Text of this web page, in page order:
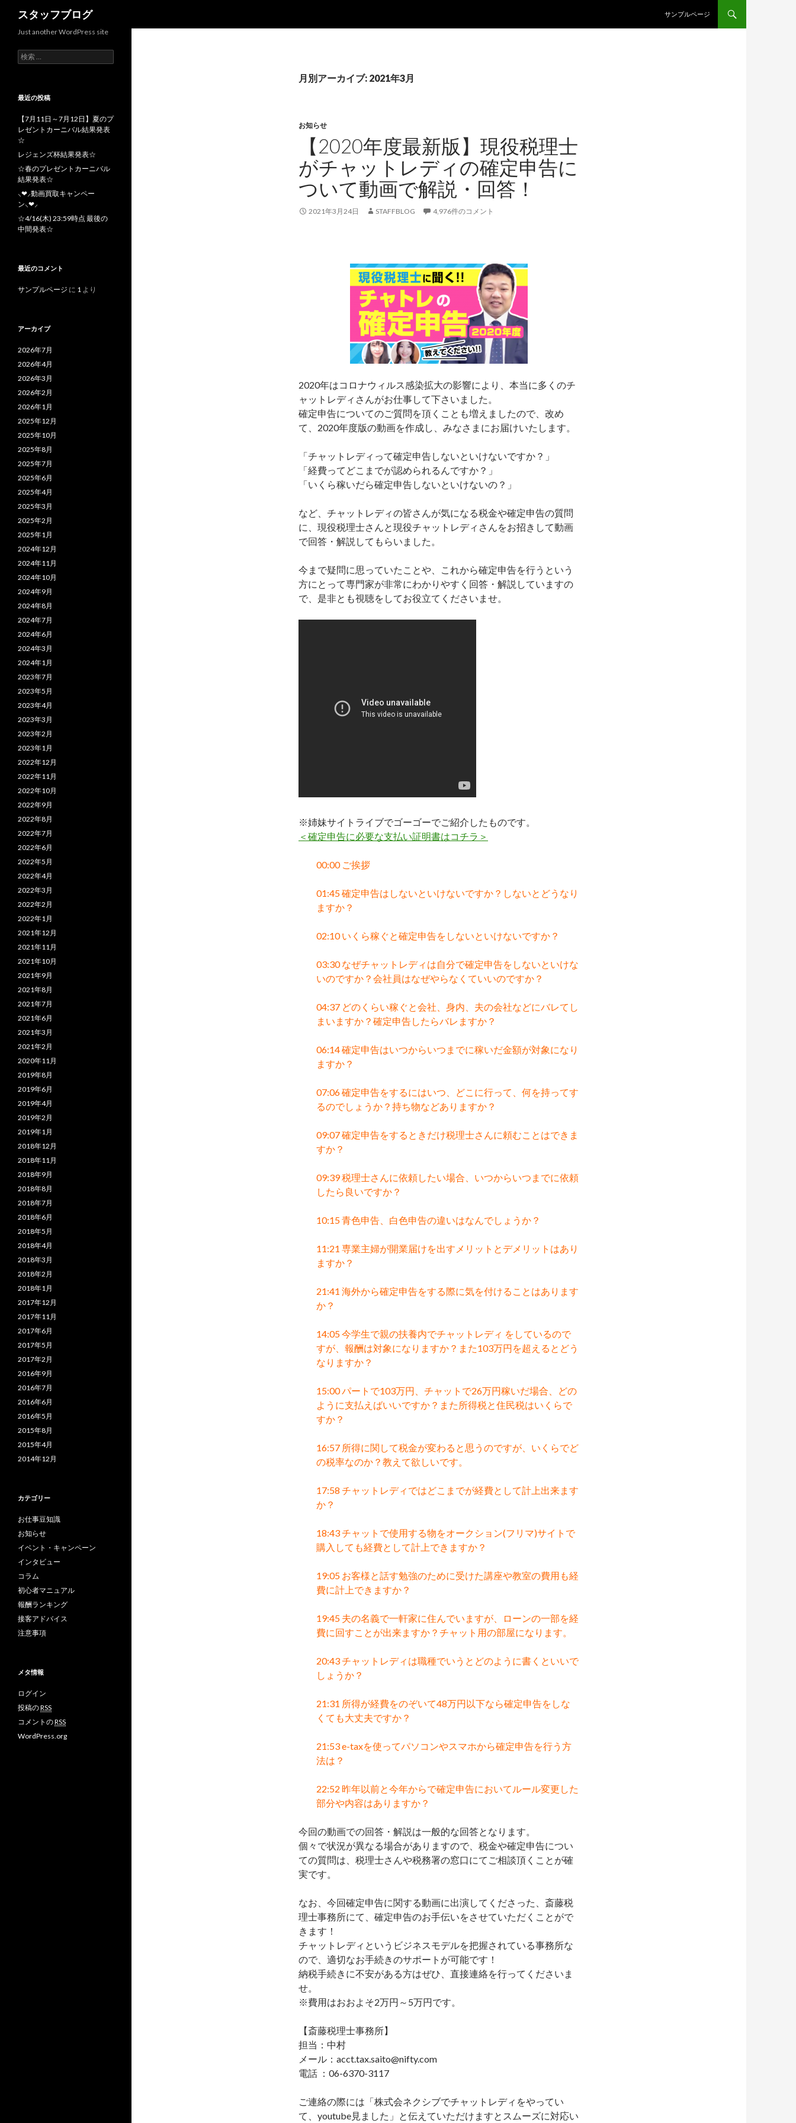
スタッフブログ
サンプルページ
月別アーカイブ: 2021年3月
お知らせ
【2020年度最新版】現役税理士
がチャットレディの確定申告に
ついて動画で解説・回答！
2021年3月24日 STAFFBLOG 4,976件のコメント
2020年はコロナウィルス感染拡大の影響により、本当に多くのチ
ャットレディさんがお仕事して下さいました。
確定申告についてのご質問を頂くことも増えましたので、改め
て、2020年度版の動画を作成し、みなさまにお届けいたします。
「チャットレディって確定申告しないといけないですか？」
「経費ってどこまでが認められるんですか？」
「いくら稼いだら確定申告しないといけないの？」
など、チャットレディの皆さんが気になる税金や確定申告の質問
に、現役税理士さんと現役チャットレディさんをお招きして動画
で回答・解説してもらいました。
今まで疑問に思っていたことや、これから確定申告を行うという
方にとって専門家が非常にわかりやすく回答・解説していますの
で、是非とも視聴をしてお役立てくださいませ。
※姉妹サイトライブでゴーゴーでご紹介したものです。
＜確定申告に必要な支払い証明書はコチラ＞
00:00 ご挨拶
01:45 確定申告はしないといけないですか？しないとどうなり
ますか？
02:10 いくら稼ぐと確定申告をしないといけないですか？
03:30 なぜチャットレディは自分で確定申告をしないといけな
いのですか？会社員はなぜやらなくていいのですか？
04:37 どのくらい稼ぐと会社、身内、夫の会社などにバレてし
まいますか？確定申告したらバレますか？
06:14 確定申告はいつからいつまでに稼いだ金額が対象になり
ますか？
07:06 確定申告をするにはいつ、どこに行って、何を持ってす
るのでしょうか？持ち物などありますか？
09:07 確定申告をするときだけ税理士さんに頼むことはできま
すか？
09:39 税理士さんに依頼したい場合、いつからいつまでに依頼
したら良いですか？
10:15 青色申告、白色申告の違いはなんでしょうか？
11:21 専業主婦が開業届けを出すメリットとデメリットはあり
ますか？
21:41 海外から確定申告をする際に気を付けることはあります
か？
14:05 今学生で親の扶養内でチャットレディ をしているので
すが、報酬は対象になりますか？また103万円を超えるとどう
なりますか？
15:00 パートで103万円、チャットで26万円稼いだ場合、どの
ように支払えばいいですか？また所得税と住民税はいくらで
すか？
16:57 所得に関して税金が変わると思うのですが、いくらでど
の税率なのか？教えて欲しいです。
17:58 チャットレディではどこまでが経費として計上出来ます
か？
18:43 チャットで使用する物をオークション(フリマ)サイトで
購入しても経費として計上できますか？
19:05 お客様と話す勉強のために受けた講座や教室の費用も経
費に計上できますか？
19:45 夫の名義で一軒家に住んでいますが、ローンの一部を経
費に回すことが出来ますか？チャット用の部屋になります。
20:43 チャットレディは職種でいうとどのように書くといいで
しょうか？
21:31 所得が経費をのぞいて48万円以下なら確定申告をしな
くても大丈夫ですか？
21:53 e-taxを使ってパソコンやスマホから確定申告を行う方
法は？
22:52 昨年以前と今年からで確定申告においてルール変更した
部分や内容はありますか？
今回の動画での回答・解説は一般的な回答となります。
個々で状況が異なる場合がありますので、税金や確定申告につい
ての質問は、税理士さんや税務署の窓口にてご相談頂くことが確
実です。
なお、今回確定申告に関する動画に出演してくださった、斎藤税
理士事務所にて、確定申告のお手伝いをさせていただくことがで
きます！
チャットレディというビジネスモデルを把握されている事務所な
ので、適切なお手続きのサポートが可能です！
納税手続きに不安がある方はぜひ、直接連絡を行ってくださいま
せ。
※費用はおおよそ2万円～5万円です。
【斎藤税理士事務所】
担当：中村
メール：acct.tax.saito@nifty.com
電話 ：06-6370-3117
ご連絡の際には「株式会ネクシブでチャットレディをやってい
て、youtube見ました」と伝えていただけますとスムーズに対応い
Just another WordPress site
検索:
最近の投稿
【7月11日～7月12日】夏のプ
レゼントカーニバル結果発表
☆
レジェンズ杯結果発表☆
☆春のプレゼントカーニバル
結果発表☆
⸜❤︎⸝動画買取キャンペー
ン⸜❤︎⸝
☆4/16(木) 23:59時点 最後の
中間発表☆
最近のコメント
サンプルページ に 1 より
アーカイブ
2026年7月
2026年4月
2026年3月
2026年2月
2026年1月
2025年12月
2025年10月
2025年8月
2025年7月
2025年6月
2025年4月
2025年3月
2025年2月
2025年1月
2024年12月
2024年11月
2024年10月
2024年9月
2024年8月
2024年7月
2024年6月
2024年3月
2024年1月
2023年7月
2023年5月
2023年4月
2023年3月
2023年2月
2023年1月
2022年12月
2022年11月
2022年10月
2022年9月
2022年8月
2022年7月
2022年6月
2022年5月
2022年4月
2022年3月
2022年2月
2022年1月
2021年12月
2021年11月
2021年10月
2021年9月
2021年8月
2021年7月
2021年6月
2021年3月
2021年2月
2020年11月
2019年8月
2019年6月
2019年4月
2019年2月
2019年1月
2018年12月
2018年11月
2018年9月
2018年8月
2018年7月
2018年6月
2018年5月
2018年4月
2018年3月
2018年2月
2018年1月
2017年12月
2017年11月
2017年6月
2017年5月
2017年2月
2016年9月
2016年7月
2016年6月
2016年5月
2015年8月
2015年4月
2014年12月
カテゴリー
お仕事豆知識
お知らせ
イベント・キャンペーン
インタビュー
コラム
初心者マニュアル
報酬ランキング
接客アドバイス
注意事項
メタ情報
ログイン
投稿のRSS
コメントのRSS
WordPress.org